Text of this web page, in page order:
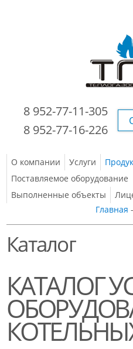
8 952-77-11-305
8 952-77-16-226
О компании Услуги
Поставляемое оборудование
Выполненные объекты
Главная
Каталог
КАТАЛОГ